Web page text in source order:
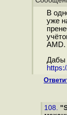
В
уже
AMD.
Дабы
108.